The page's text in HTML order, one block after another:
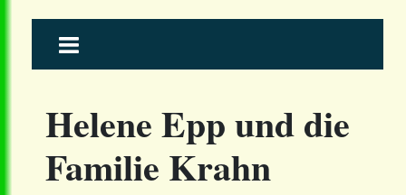
to
Helene Epp und die
Familie Krahn